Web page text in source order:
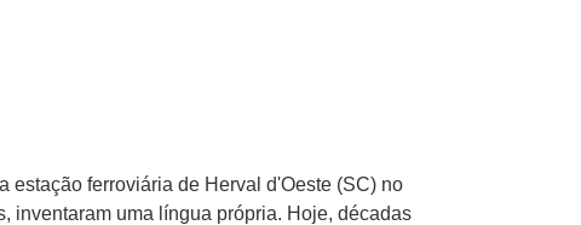
estação ferroviária de Herval d'Oeste (SC) no
inventaram uma língua própria. Hoje, décadas